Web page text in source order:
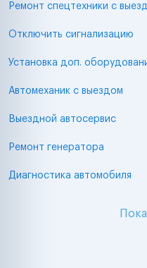
Ремонт спецтехники с
Отключить сигнализацию
Установка доп.
Автомеханик с выездом
Выездной автосервис
Ремонт генератора
Диагностика автомобиля